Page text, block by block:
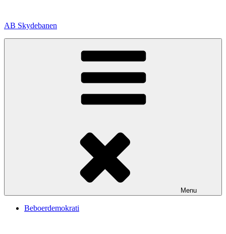
indhold
AB Skydebanen
Menu
Beboerdemokrati